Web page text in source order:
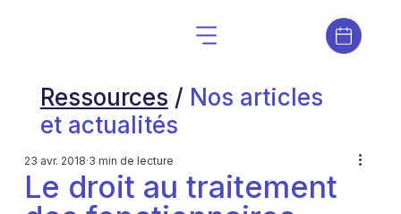
Ressources / Nos articles
et actualités
Le droit au traitement
23 avr. 2018 3 min de lecture